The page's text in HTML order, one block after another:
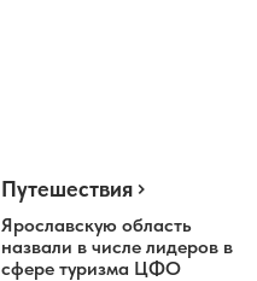
Путешествия
Ярославскую область
назвали в числе лидеров в
сфере туризма ЦФО